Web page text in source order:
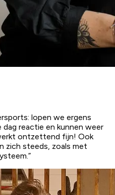
lopen we ergens
reactie en kunnen weer
ontzettend fijn! Ook
zich steeds, zoals met